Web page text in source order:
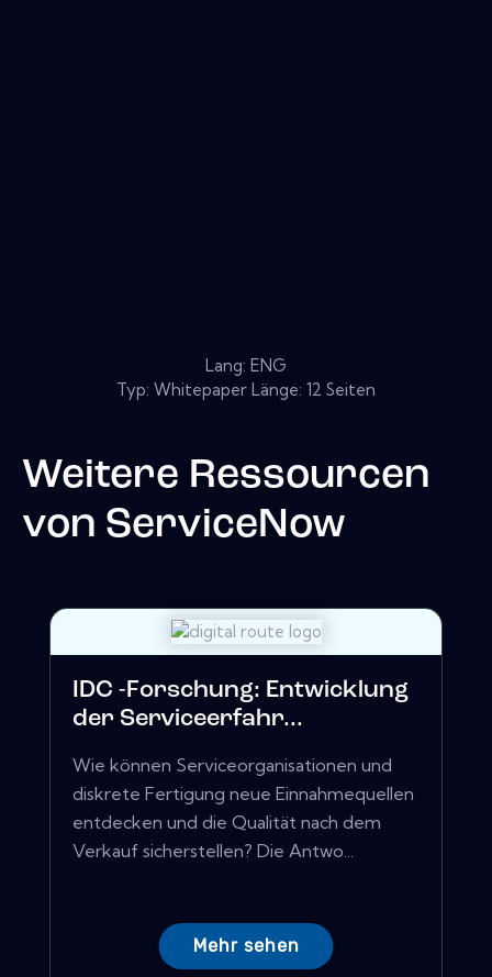
Lang: ENG
Typ: Whitepaper Länge: 12 Seiten
Weitere Ressourcen
von ServiceNow
IDC -Forschung: Entwicklung
der Serviceerfahr...
Wie können Serviceorganisationen und
diskrete Fertigung neue Einnahmequellen
entdecken und die Qualität nach dem
Verkauf sicherstellen? Die Antwo...
Mehr sehen